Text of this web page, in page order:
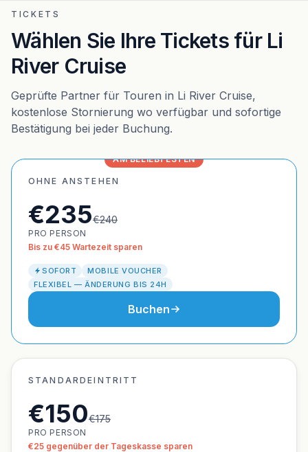
TICKETS
Wählen Sie Ihre Tickets für Li
River Cruise
Geprüfte Partner für Touren in Li River Cruise,
kostenlose Stornierung wo verfügbar und sofortige
Bestätigung bei jeder Buchung.
AM BELIEBTESTEN
OHNE ANSTEHEN
€235€240
PRO PERSON
Bis zu €45 Wartezeit sparen
SOFORT
MOBILE VOUCHER
FLEXIBEL — ÄNDERUNG BIS 24H
Buchen
STANDARDEINTRITT
€150€175
PRO PERSON
€25 gegenüber der Tageskasse sparen